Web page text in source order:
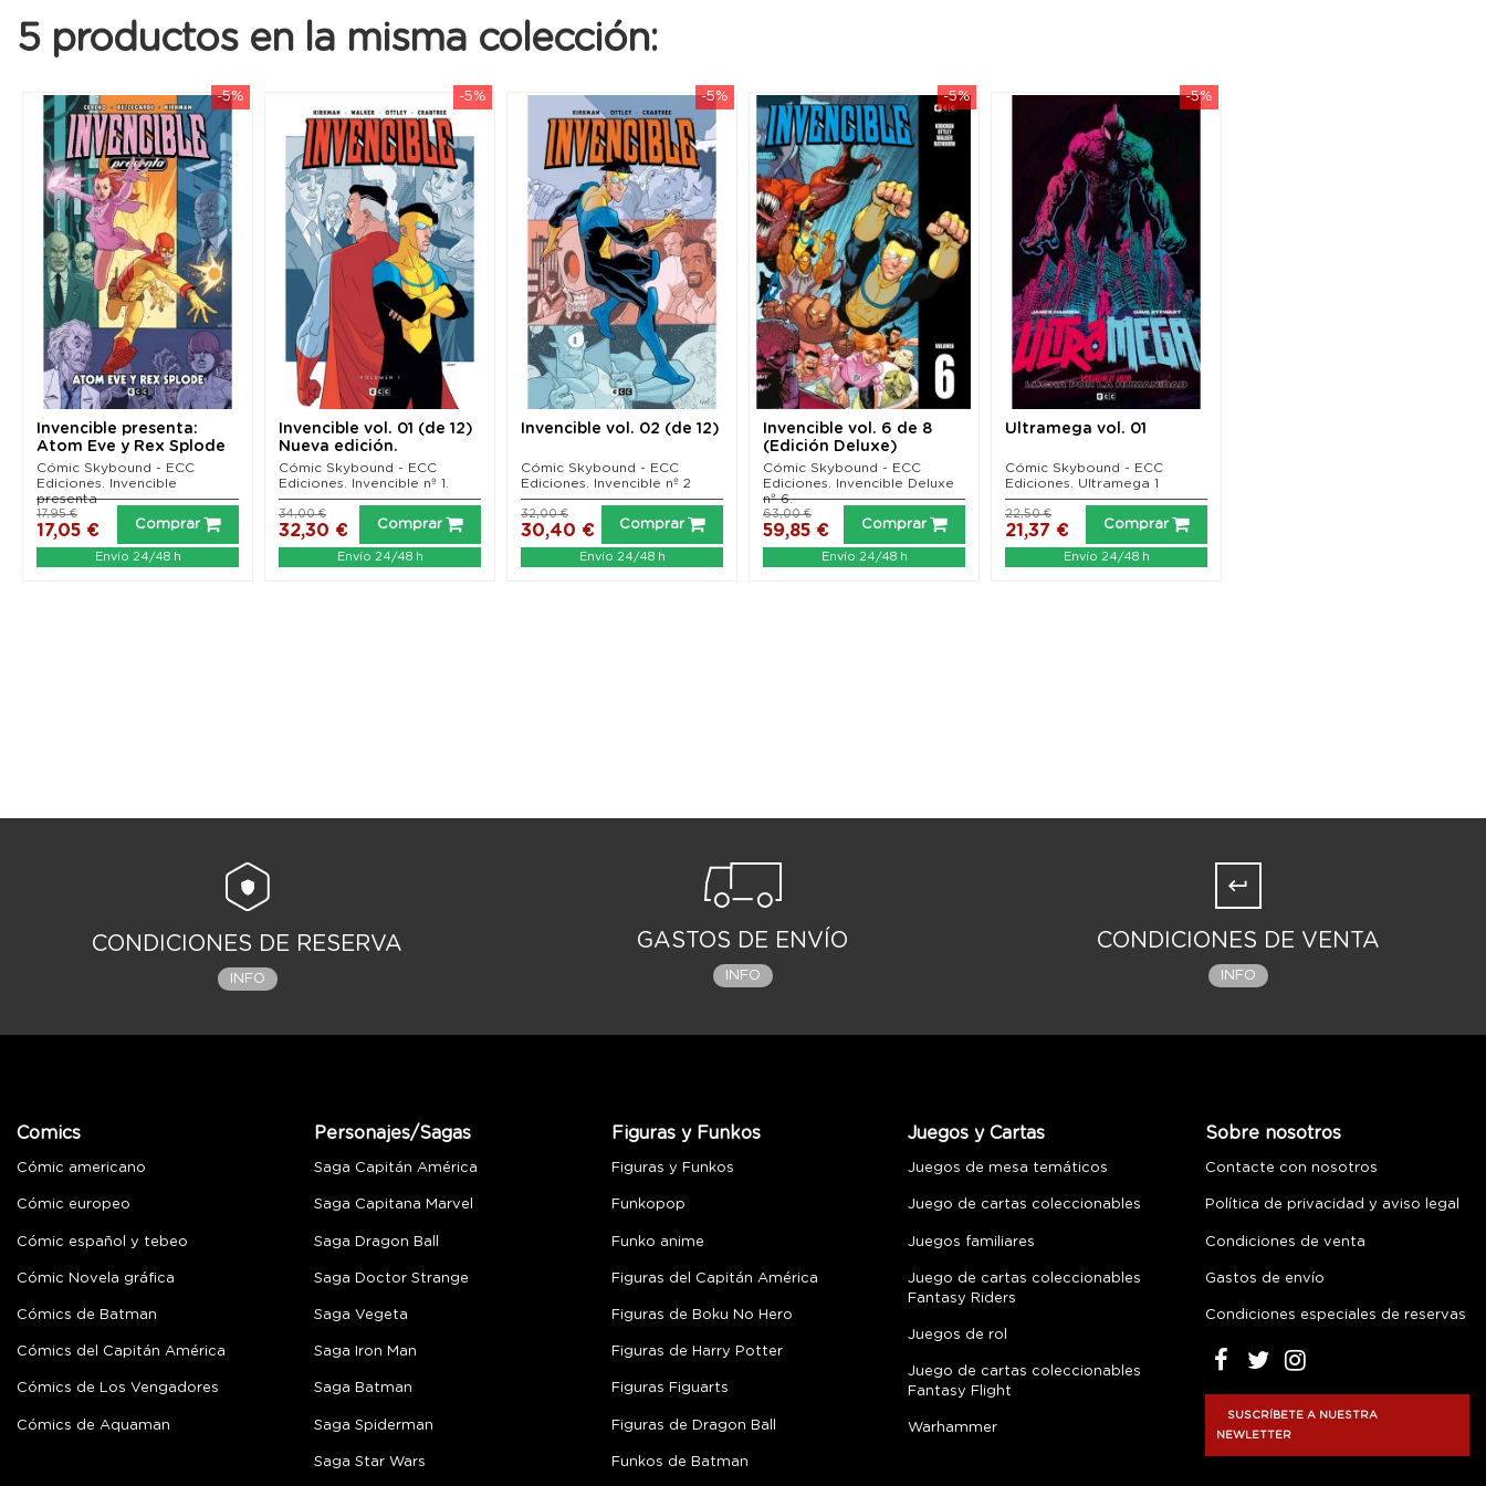
5 productos en la misma colección:
-5%
Invencible presenta:
Atom Eve y Rex Splode
Cómic Skybound - ECC
Ediciones. Invencible
presenta
17,05 €
17,95 €
Comprar
Envío 24/48 h
-5%
Invencible vol. 01 (de 12)
Nueva edición.
Cómic Skybound - ECC
Ediciones. Invencible nº 1.
32,30 €
34,00 €
Comprar
Envío 24/48 h
-5%
Invencible vol. 02 (de 12)
Cómic Skybound - ECC
Ediciones. Invencible nº 2
30,40 €
32,00 €
Comprar
Envío 24/48 h
-5%
Invencible vol. 6 de 8
(Edición Deluxe)
Cómic Skybound - ECC
Ediciones. Invencible Deluxe
nº 6.
59,85 €
63,00 €
Comprar
Envío 24/48 h
-5%
Ultramega vol. 01
Cómic Skybound - ECC
Ediciones. Ultramega 1
21,37 €
22,50 €
Comprar
Envío 24/48 h
CONDICIONES DE RESERVA
INFO
GASTOS DE ENVÍO
INFO
CONDICIONES DE VENTA
INFO
Comics
Cómic americano
Cómic europeo
Cómic español y tebeo
Cómic Novela gráfica
Cómics de Batman
Cómics del Capitán América
Cómics de Los Vengadores
Cómics de Aquaman
Personajes/Sagas
Saga Capitán América
Saga Capitana Marvel
Saga Dragon Ball
Saga Doctor Strange
Saga Vegeta
Saga Iron Man
Saga Batman
Saga Spiderman
Saga Star Wars
Figuras y Funkos
Figuras y Funkos
Funkopop
Funko anime
Figuras del Capitán América
Figuras de Boku No Hero
Figuras de Harry Potter
Figuras Figuarts
Figuras de Dragon Ball
Funkos de Batman
Juegos y Cartas
Juegos de mesa temáticos
Juego de cartas coleccionables
Juegos familiares
Juego de cartas coleccionables
Fantasy Riders
Juegos de rol
Juego de cartas coleccionables
Fantasy Flight
Warhammer
Sobre nosotros
Contacte con nosotros
Política de privacidad y aviso legal
Condiciones de venta
Gastos de envío
Condiciones especiales de reservas
SUSCRÍBETE A NUESTRA
NEWLETTER